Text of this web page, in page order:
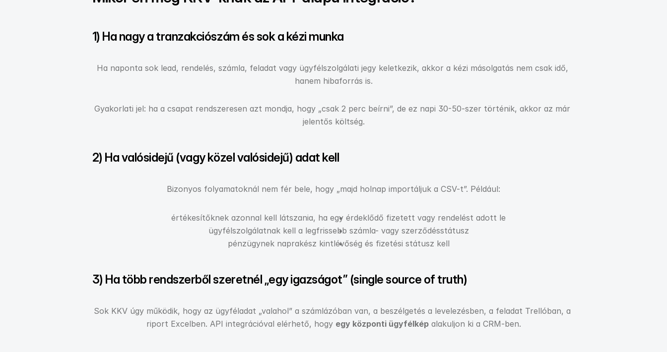
1) Ha nagy a tranzakciószám és sok a kézi munka
Ha naponta sok lead, rendelés, számla, feladat vagy ügyfélszolgálati jegy keletkezik, akkor a kézi másolgatás nem csak idő,
hanem hibaforrás is.
Gyakorlati jel: ha a csapat rendszeresen azt mondja, hogy „csak 2 perc beírni”, de ez napi 30-50-szer történik, akkor az már
jelentős költség.
2) Ha valósidejű (vagy közel valósidejű) adat kell
Bizonyos folyamatoknál nem fér bele, hogy „majd holnap importáljuk a CSV-t”. Például:
értékesítőknek azonnal kell látszania, ha egy érdeklődő fizetett vagy rendelést adott le
ügyfélszolgálatnak kell a legfrissebb számla- vagy szerződésstátusz
pénzügynek naprakész kintlévőség és fizetési státusz kell
3) Ha több rendszerből szeretnél „egy igazságot” (single source of truth)
Sok KKV úgy működik, hogy az ügyféladat „valahol” a számlázóban van, a beszélgetés a levelezésben, a feladat Trellóban, a
riport Excelben. API integrációval elérhető, hogy egy központi ügyfélkép alakuljon ki a CRM-ben.